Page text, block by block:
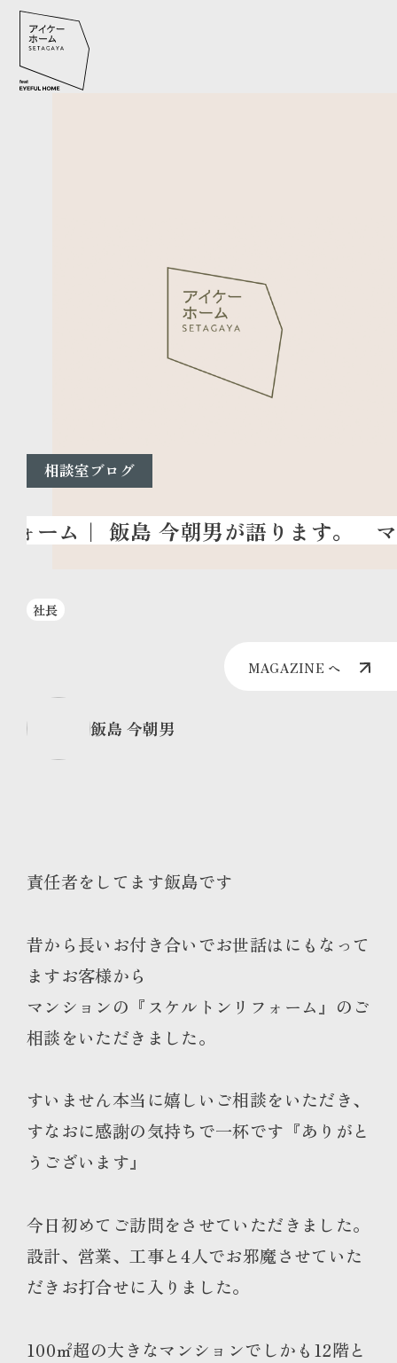
相談室ブログ
マン
社長
MAGAZINE へ
飯島 今朝男
責任者をしてます飯島です
昔から長いお付き合いでお世話はにもなって
ますお客様から
マンションの『スケルトンリフォーム』のご
相談をいただきました。
すいません本当に嬉しいご相談をいただき、
すなおに感謝の気持ちで一杯です『ありがと
うございます』
今日初めてご訪問をさせていただきました。
設計、営業、工事と4人でお邪魔させていた
だきお打合せに入りました。
100㎡超の大きなマンションでしかも12階と